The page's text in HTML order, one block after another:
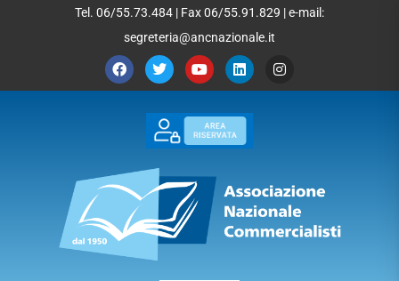
Tel. 06/55.73.484 | Fax 06/55.91.829 | e-mail:
segreteria@ancnazionale.it